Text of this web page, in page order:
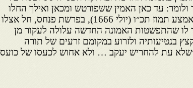
עד כאן האמין ששפורטש ומכאן ואילך החלו
הרהורי כפירה. מה שברור הוא שבאמצע תמוז תכ״ו (יולי 1666), בפרשת פנחס, חל אצלו
שהתפשטות האמונה החדשה עלולה לעקור מן
בנטיעותיה ולזרוע במקומם זרעים של תורה
עת להחריש יעקב … ולא אחוש לכעסו של כועס